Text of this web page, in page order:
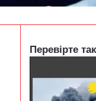
Перевірте